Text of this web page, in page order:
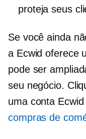
proteja seus
Se você ainda
a Ecwid oferece
pode ser
seu negócio.
uma conta
compras de